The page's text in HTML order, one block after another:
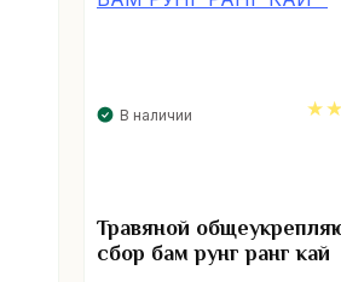
В наличии
Травяной
сбор бам рунг ранг кай